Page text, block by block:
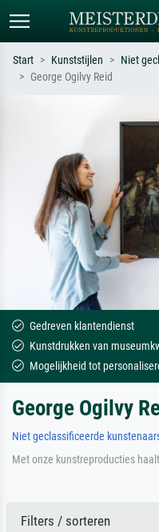
Start Kunststijlen
Niet
George Ogilvy Reid
Gedreven klantendienst
Kunstdrukken van
Mogelijkheid tot
George Ogilvy
Niet geclassificeerde
Met onze kunstreproducties
Filters / sorteren